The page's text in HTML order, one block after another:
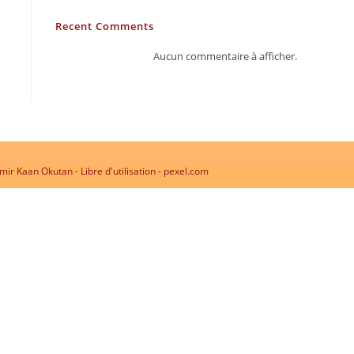
Recent Comments
Aucun commentaire à afficher.
Kaan Okutan - Libre d'utilisation - pexel.com